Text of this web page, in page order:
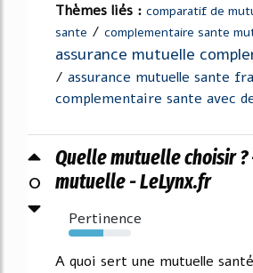
Thèmes liés : comparatif de
sante / complementaire sante
assurance mutuelle
/ assurance mutuelle sante
complementaire sante avec
0
Quelle mutuelle choisir
mutuelle - LeLynx.fr
Pertinence
56%
A quoi sert une mutuelle